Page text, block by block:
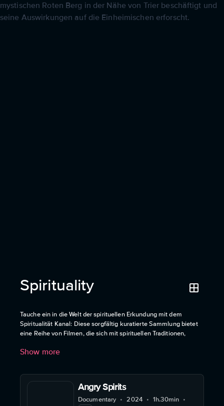
mystischen Roten Berg in der Nähe von Trier beschäftigt und
seine Auswirkungen auf die Einheimischen erforscht.
Spirituality
Tauche ein in die Welt der spirituellen Erkundung mit dem
Spiritualität Kanal: Diese sorgfältig kuratierte Sammlung bietet
eine Reihe von Filmen, die sich mit spirituellen Traditionen,
Jeder Film wurde ausgewählt, um zu inspirieren,
Verbindung treten und tiefere Aspekte der Spiritualität
erforschen. Ideal für Zuschauer, die ihr Verständnis für die Reise
der Seele durch nachdenklich stimmende Erzählungen und
Show more
Angry Spirits
Documentary • 2024 • 1h.30min •